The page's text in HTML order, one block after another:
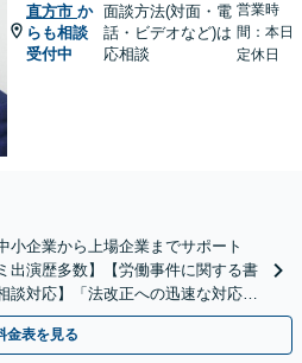
直方市 か
らも相談
受付中
面談方法(対面・電
話・ビデオなど)は
応相談
営業時
間：本日
定休日
小企業から上場企業までサポート
出演歴多数】【労働事件に関する書
談対応】「法改正への迅速な対応」
然に防ぐ」
金表を見る